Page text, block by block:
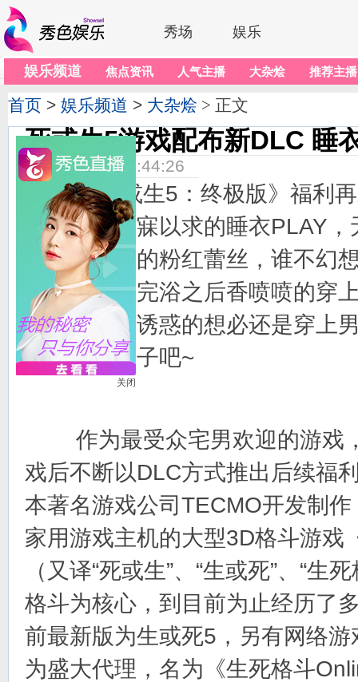
秀场 娱乐
娱乐频道 焦点资讯 人气主播 大杂烩 推荐主播
首页 > 娱乐频道 > 大杂烩 > 正文
死或生5游戏配布新DLC 睡
2014-08-04 15:44:26
《死或生5：终极版》福利再
很多男生梦寐以求的睡衣PLAY
是俏皮可爱的粉红蕾丝，谁不幻
女朋友在沐完浴之后香喷喷的穿
旁呢？最为诱惑的想必还是穿上
漉的羞涩样子吧~
作为最受众宅男欢迎的游戏
戏后不断以DLC方式推出后续福
本著名游戏公司TECMO开发制
家用游戏主机的大型3D格斗游戏
（又译“死或生”、“生或死”、“生
格斗为核心，到目前为止经历了
前最新版为生或死5，另有网络
为盛大代理，名为《生死格斗
关闭